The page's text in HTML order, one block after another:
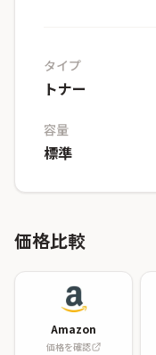
タイプ
トナー
容量
標準
価格比較
Amazon
価格を確認